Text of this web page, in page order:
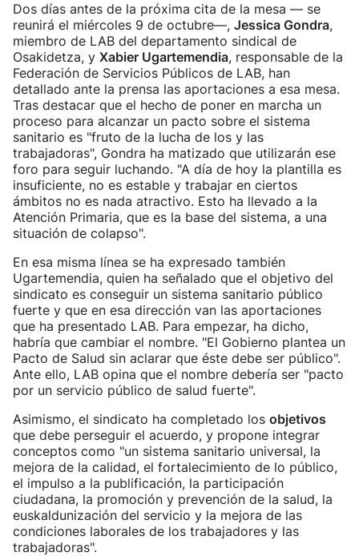
Dos días antes de la próxima cita de la mesa — se
reunirá el miércoles 9 de octubre—, Jessica Gondra,
miembro de LAB del departamento sindical de
Osakidetza, y Xabier Ugartemendia, responsable de la
Federación de Servicios Públicos de LAB, han
detallado ante la prensa las aportaciones a esa mesa.
Tras destacar que el hecho de poner en marcha un
proceso para alcanzar un pacto sobre el sistema
sanitario es "fruto de la lucha de los y las
trabajadoras", Gondra ha matizado que utilizarán ese
foro para seguir luchando. "A día de hoy la plantilla es
insuficiente, no es estable y trabajar en ciertos
ámbitos no es nada atractivo. Esto ha llevado a la
Atención Primaria, que es la base del sistema, a una
situación de colapso".
En esa misma línea se ha expresado también
Ugartemendia, quien ha señalado que el objetivo del
sindicato es conseguir un sistema sanitario público
fuerte y que en esa dirección van las aportaciones
que ha presentado LAB. Para empezar, ha dicho,
habría que cambiar el nombre. "El Gobierno plantea un
Pacto de Salud sin aclarar que éste debe ser público".
Ante ello, LAB opina que el nombre debería ser "pacto
por un servicio público de salud fuerte".
Asimismo, el sindicato ha completado los objetivos
que debe perseguir el acuerdo, y propone integrar
conceptos como "un sistema sanitario universal, la
mejora de la calidad, el fortalecimiento de lo público,
el impulso a la publificación, la participación
ciudadana, la promoción y prevención de la salud, la
euskaldunización del servicio y la mejora de las
condiciones laborales de los trabajadores y las
trabajadoras".